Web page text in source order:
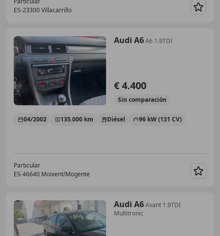
ES-23300 Villacarrillo
Audi A6A6 1.9TDI
€ 4.400
Sin comparación
04/2002 135.000 km Diésel 96 kW (131 CV)
Particular
ES-46640 Moixent/Mogente
Audi A6Avant 1.9TDI
Multitronic